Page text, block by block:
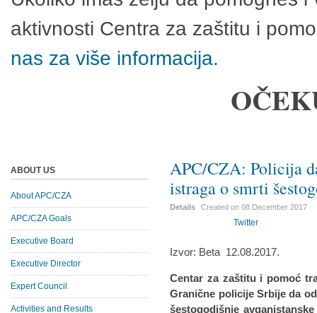
aktivnosti Centra za zaštitu i
nas za više informacija.
APC/CZA: Policija
istraga o smrti
Details Created on08 December 2017
Twitter
Izvor: Beta 12.08.2017.
Centar za zaštitu i pomoć
Granične policije Srbije da
šestogodišnje
ABOUT US
About APC/CZA
APC/CZA Goals
Executive Board
Executive Director
Expert Council
Activities and Results